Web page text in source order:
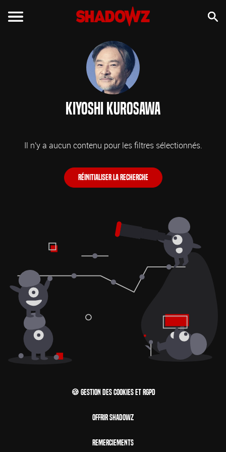
Kiyoshi Kurosawa
Il n'y a aucun contenu pour les filtres sélectionnés.
Réinitialiser la recherche
🍪 Gestion des cookies et RGPD
Offrir Shadowz
Remerciements